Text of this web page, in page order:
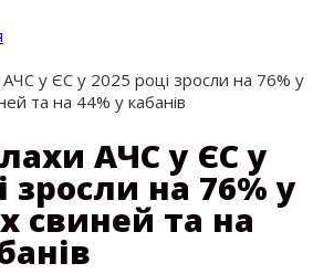
АЧС у ЄС у 2025 році зросли на 76% у
та на 44% у кабанів
АЧС у ЄС у
зросли на 76% у
свиней та на